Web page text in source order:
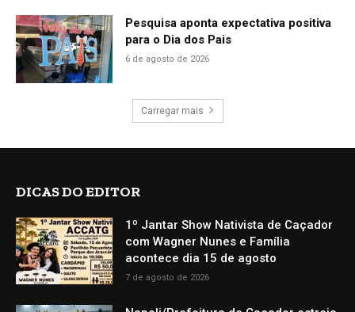
Pesquisa aponta expectativa positiva
para o Dia dos Pais
6 de agosto de 2026
Carregar mais
DICAS DO EDITOR
1º Jantar Show Nativista de Caçador
com Wagner Nunes e Família
acontece dia 15 de agosto
7 de agosto de 2026